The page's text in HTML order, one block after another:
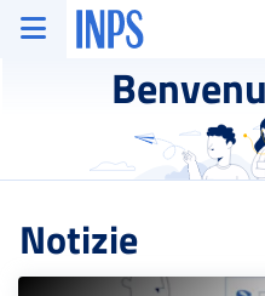
Vai al menu principale
Vai al contenuto principale
Vai al pie' di pagina
INPS ()
Notizie